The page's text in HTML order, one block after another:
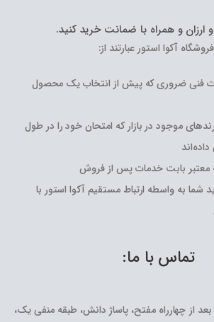
و ارزان و همراه با ضمانت خرید کنید.
آکوا استور عبارتند از:
فنی ضروری که پیش از انتخاب یک محصول
موجود در بازار که امتحان خود را در طول
بابت خدمات پس از فروش
به واسطه ارتباط مستقیم آکوا استور با
تماس با ما:
بعد از چهارراه مفتح، پاساژ دانش، طبقه منفی یک،